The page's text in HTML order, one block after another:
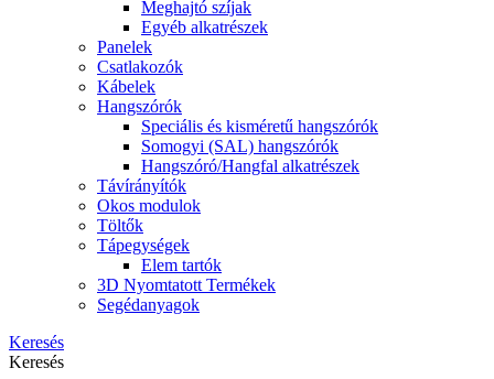
Meghajtó szíjak
Egyéb alkatrészek
Panelek
Csatlakozók
Kábelek
Hangszórók
Speciális és kisméretű hangszórók
Somogyi (SAL) hangszórók
Hangszóró/Hangfal alkatrészek
Távírányítók
Okos modulok
Töltők
Tápegységek
Elem tartók
3D Nyomtatott Termékek
Segédanyagok
Keresés
Keresés